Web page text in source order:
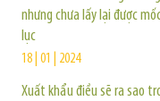
nhưng chưa lấy lại được
lục
18 | 01 | 2024
Xuất khẩu điều sẽ ra sao